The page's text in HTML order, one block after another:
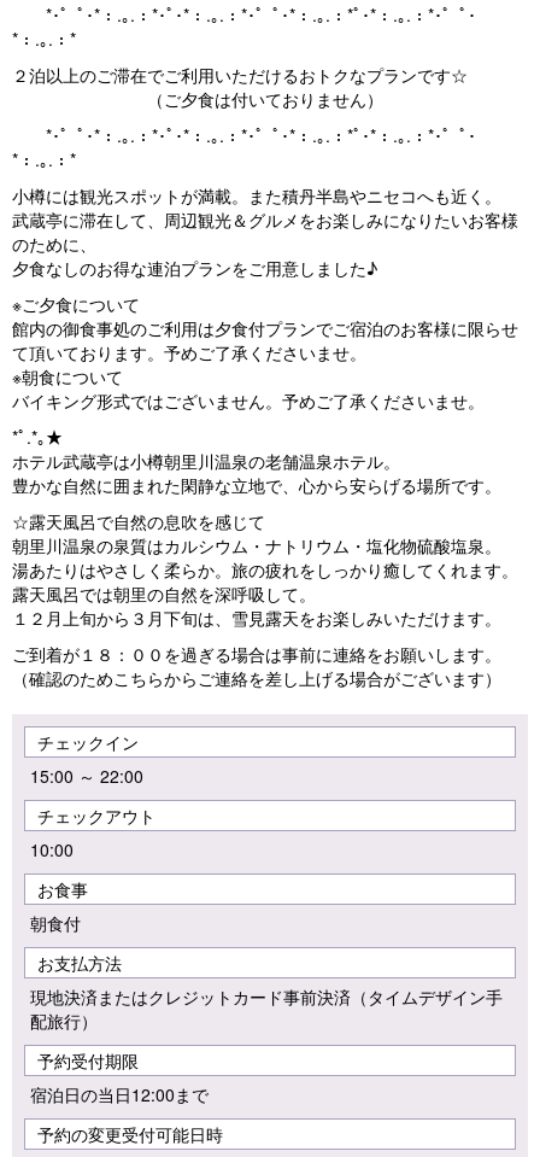
*･゜ﾟ･*：.｡.：*･ﾟ･*：.｡.：*･゜ﾟ･*：.｡.：*ﾟ･*：.｡.：*･゜ﾟ･
*：.｡.：*
２泊以上のご滞在でご利用いただけるおトクなプランです☆
（ご夕食は付いておりません）
*･゜ﾟ･*：.｡.：*･ﾟ･*：.｡.：*･゜ﾟ･*：.｡.：*ﾟ･*：.｡.：*･゜ﾟ･
*：.｡.：*
小樽には観光スポットが満載。また積丹半島やニセコへも近く。
武蔵亭に滞在して、周辺観光＆グルメをお楽しみになりたいお客様
のために、
夕食なしのお得な連泊プランをご用意しました♪
※ご夕食について
館内の御食事処のご利用は夕食付プランでご宿泊のお客様に限らせ
て頂いております。予めご了承くださいませ。
※朝食について
バイキング形式ではございません。予めご了承くださいませ。
*ﾟ.*｡★
ホテル武蔵亭は小樽朝里川温泉の老舗温泉ホテル。
豊かな自然に囲まれた閑静な立地で、心から安らげる場所です。
☆露天風呂で自然の息吹を感じて
朝里川温泉の泉質はカルシウム・ナトリウム・塩化物硫酸塩泉。
湯あたりはやさしく柔らか。旅の疲れをしっかり癒してくれます。
露天風呂では朝里の自然を深呼吸して。
１２月上旬から３月下旬は、雪見露天をお楽しみいただけます。
ご到着が１８：００を過ぎる場合は事前に連絡をお願いします。
（確認のためこちらからご連絡を差し上げる場合がございます）
チェックイン
15:00 ～ 22:00
チェックアウト
10:00
お食事
朝食付
お支払方法
現地決済またはクレジットカード事前決済（タイムデザイン手
配旅行）
予約受付期限
宿泊日の当日12:00まで
予約の変更受付可能日時